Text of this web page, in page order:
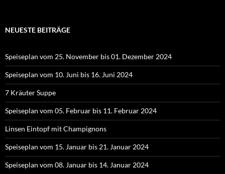
NEUESTE BEITRÄGE
Speiseplan vom 25. November bis 01. Dezember 2024
Speiseplan vom 10. Juni bis 16. Juni 2024
7 Kräuter Suppe
Speiseplan vom 05. Februar bis 11. Februar 2024
Linsen Eintopf mit Champignons
Speiseplan vom 15. Januar bis 21. Januar 2024
Speiseplan vom 08. Januar bis 14. Januar 2024